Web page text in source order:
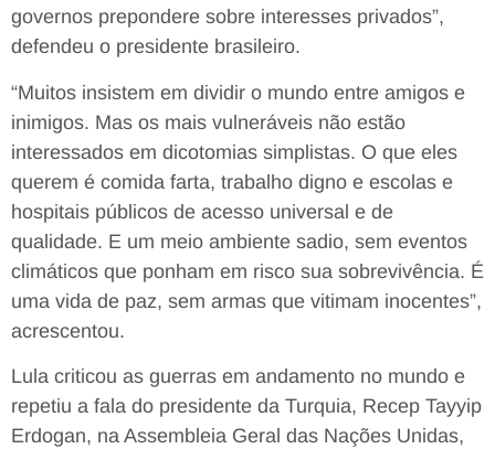
governos prepondere sobre interesses privados”,
defendeu o presidente brasileiro.
“Muitos insistem em dividir o mundo entre amigos e
inimigos. Mas os mais vulneráveis não estão
interessados em dicotomias simplistas. O que eles
querem é comida farta, trabalho digno e escolas e
hospitais públicos de acesso universal e de
qualidade. E um meio ambiente sadio, sem eventos
climáticos que ponham em risco sua sobrevivência. É
uma vida de paz, sem armas que vitimam inocentes”,
acrescentou.
Lula criticou as guerras em andamento no mundo e
repetiu a fala do presidente da Turquia, Recep Tayyip
Erdogan, na Assembleia Geral das Nações Unidas,